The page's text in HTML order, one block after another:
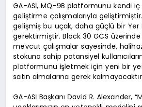
GA-ASI, MQ-9B platformunu kendi
geliştirme çalışmalarıyla
gelişmiş bu uçak, daha güçlü bir Yer
gerektirmiştir. Block 30 GCS
mevcut çalışmalar sayesinde,
stokuna sahip potansiyel
platformunu işletmek için yeni bir
satın almalarına gerek
GA-ASI Başkanı David R. Alexander,